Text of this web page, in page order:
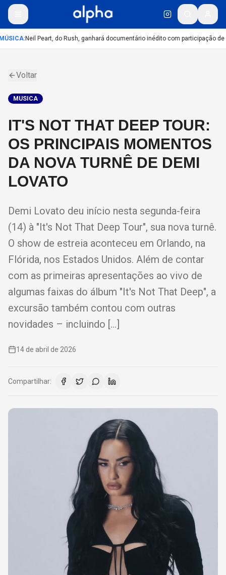
:Neil Peart, do Rush, ganhará documentário inédito com participação de
Voltar
MUSICA
IT'S NOT THAT DEEP TOUR:
OS PRINCIPAIS MOMENTOS
DA NOVA TURNÊ DE DEMI
LOVATO
Demi Lovato deu início nesta segunda-feira
(14) à "It's Not That Deep Tour", sua nova turnê.
O show de estreia aconteceu em Orlando, na
Flórida, nos Estados Unidos. Além de contar
com as primeiras apresentações ao vivo de
algumas faixas do álbum "It's Not That Deep", a
excursão também contou com outras
novidades – incluindo […]
14 de abril de 2026
Compartilhar: